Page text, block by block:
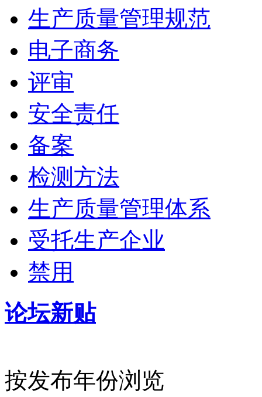
生产质量管理规范
电子商务
评审
安全责任
备案
检测方法
生产质量管理体系
受托生产企业
禁用
论坛新贴
按发布年份浏览